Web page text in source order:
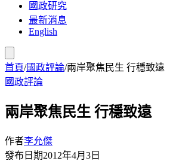
國政研究
最新消息
English
首頁/國政評論/兩岸聚焦民生 行穩致遠
國政評論
兩岸聚焦民生 行穩致遠
作者李允傑
發布日期2012年4月3日